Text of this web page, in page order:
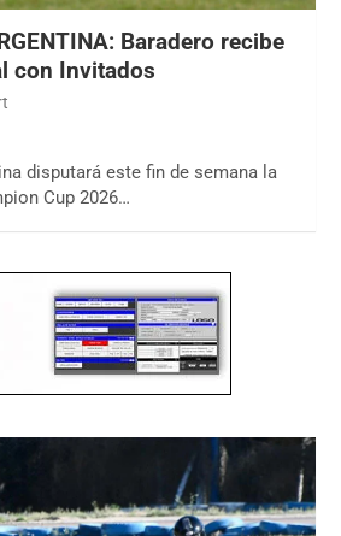
Baradero recibe
con Invitados
disputará este fin de semana la
Cup 2026…